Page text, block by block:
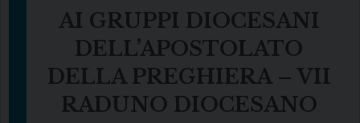
AI GRUPPI DIOCESANI
DELL’APOSTOLATO
DELLA PREGHIERA – VII
RADUNO DIOCESANO